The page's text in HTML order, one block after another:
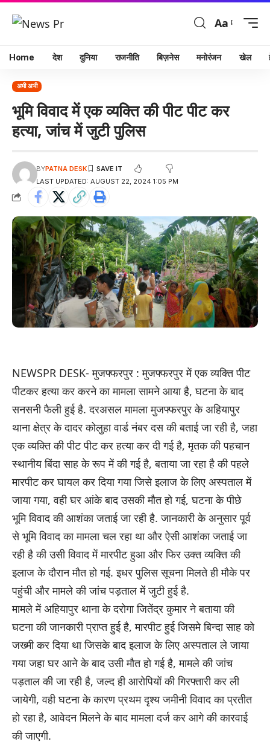
Aa
Home देश दुनिया राजनीति बिज़नेस मनोरंजन खेल
अभी अभी
भूमि विवाद में एक व्यक्ति की पीट पीट कर
हत्या, जांच में जुटी पुलिस
LAST UPDATED: AUGUST 22, 2024 1:05 PM
BYPATNA DESK
NEWSPR DESK- मुजफ्फरपुर : मुजफ्फरपुर में एक व्यक्ति पीट
पीटकर हत्या कर करने का मामला सामने आया है, घटना के बाद
सनसनी फैली हुई है. दरअसल मामला मुजफ्फरपुर के अहियापुर
थाना क्षेत्र के दादर कोलुहा वार्ड नंबर दस की बताई जा रही है, जहा
एक व्यक्ति की पीट पीट कर हत्या कर दी गई है, मृतक की पहचान
स्थानीय बिंदा साह के रूप में की गई है, बताया जा रहा है की पहले
मारपीट कर घायल कर दिया गया जिसे इलाज के लिए अस्पताल में
जाया गया, वही घर आंके बाद उसकी मौत हो गई, घटना के पीछे
भूमि विवाद की आशंका जताई जा रही है. जानकारी के अनुसार पूर्व
से भूमि विवाद का मामला चल रहा था और ऐसी आशंका जताई जा
रही है की उसी विवाद में मारपीट हुआ और फिर उक्त व्यक्ति की
इलाज के दौरान मौत हो गई. इधर पुलिस सूचना मिलते ही मौके पर
पहुंची और मामले की जांच पड़ताल में जुटी हुई है.
मामले में अहियापुर थाना के दरोगा जितेंद्र कुमार ने बताया की
घटना की जानकारी प्राप्त हुई है, मारपीट हुई जिसमे बिन्दा साह को
जख्मी कर दिया था जिसके बाद इलाज के लिए अस्पताल ले जाया
गया जहा घर आने के बाद उसी मौत हो गई है, मामले की जांच
पड़ताल की जा रही है, जल्द ही आरोपियों की गिरफ्तारी कर ली
जायेगी, वही घटना के कारण प्रथम दृश्य जमीनी विवाद का प्रतीत
हो रहा है, आवेदन मिलने के बाद मामला दर्ज कर आगे की कारवाई
की जाएगी.